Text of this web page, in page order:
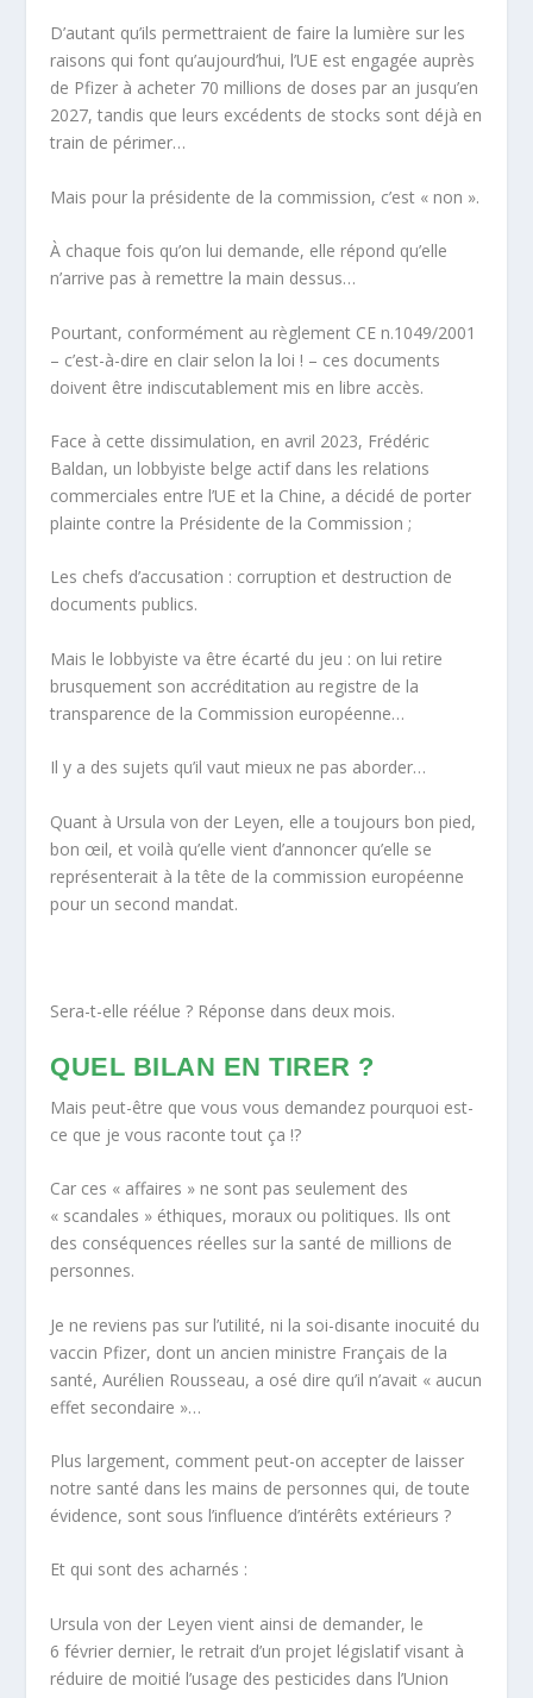
D’autant qu’ils permettraient de faire la lumière sur les
raisons qui font qu’aujourd’hui, l’UE est engagée auprès
de Pfizer à acheter 70 millions de doses par an jusqu’en
2027, tandis que leurs excédents de stocks sont déjà en
train de périmer…
Mais pour la présidente de la commission, c’est « non ».
À chaque fois qu’on lui demande, elle répond qu’elle
n’arrive pas à remettre la main dessus…
Pourtant, conformément au règlement CE n.1049/2001
– c’est-à-dire en clair selon la loi ! – ces documents
doivent être indiscutablement mis en libre accès.
Face à cette dissimulation, en avril 2023, Frédéric
Baldan, un lobbyiste belge actif dans les relations
commerciales entre l’UE et la Chine, a décidé de porter
plainte contre la Présidente de la Commission ;
Les chefs d’accusation : corruption et destruction de
documents publics.
Mais le lobbyiste va être écarté du jeu : on lui retire
brusquement son accréditation au registre de la
transparence de la Commission européenne…
Il y a des sujets qu’il vaut mieux ne pas aborder…
Quant à Ursula von der Leyen, elle a toujours bon pied,
bon œil, et voilà qu’elle vient d’annoncer qu’elle se
représenterait à la tête de la commission européenne
pour un second mandat.
Sera-t-elle réélue ? Réponse dans deux mois.
QUEL BILAN EN TIRER ?
Mais peut-être que vous vous demandez pourquoi est-
ce que je vous raconte tout ça !?
Car ces « affaires » ne sont pas seulement des
« scandales » éthiques, moraux ou politiques. Ils ont
des conséquences réelles sur la santé de millions de
personnes.
Je ne reviens pas sur l’utilité, ni la soi-disante inocuité du
vaccin Pfizer, dont un ancien ministre Français de la
santé, Aurélien Rousseau, a osé dire qu’il n’avait « aucun
effet secondaire »…
Plus largement, comment peut-on accepter de laisser
notre santé dans les mains de personnes qui, de toute
évidence, sont sous l’influence d’intérêts extérieurs ?
Et qui sont des acharnés :
Ursula von der Leyen vient ainsi de demander, le
6 février dernier, le retrait d’un projet législatif visant à
réduire de moitié l’usage des pesticides dans l’Union